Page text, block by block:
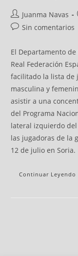
Juanma Navas
Sin comentarios
El Departamento
Real Federación
facilitado la lista de
masculina y
asistir a una
del Programa
lateral izquierdo
las jugadoras de la
12 de julio en Soria.
Continuar Leyendo